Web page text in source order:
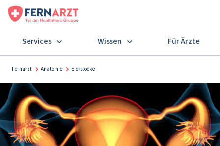
Services Wissen Für Ärzte
Fernarzt Anatomie Eierstöcke